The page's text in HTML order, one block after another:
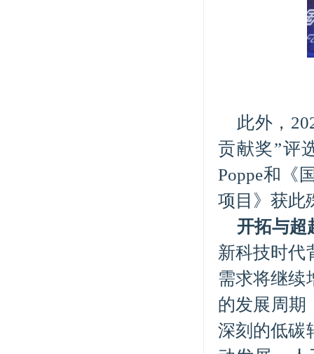
此外，
贡献奖”评
Poppe和《
项目》获此
开拓与超
新科技时代
需求将继续
的发展周期
深刻的低碳